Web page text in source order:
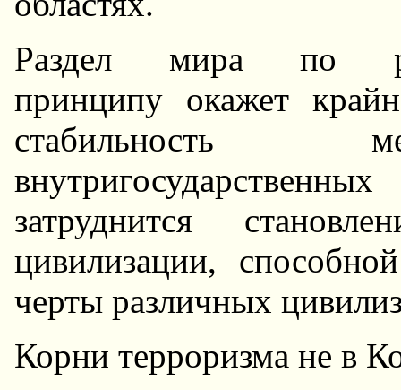
Раздел мира по
принципу окажет
стабильность
затруднится
цивилизации,
черты различных
Корни терроризма не в